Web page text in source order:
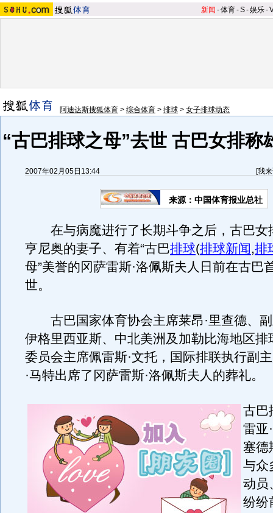
新闻 -体育-S-娱乐-
阿迪达斯搜狐体育 > 综合体育 > 排球 > 女子排球动态
“古巴排球之母”去世 古巴女排称
2007年02月05日13:44 [我
来源：中国体育报业总社
在与病魔进行了长期斗争之后，古巴女
亨尼奥的妻子、有着“古巴排球(排球新闻,排
母”美誉的冈萨雷斯·洛佩斯夫人日前在古巴
世。
古巴国家体育协会主席莱昂·里查德、副
伊格里西亚斯、中北美洲及加勒比海地区排
委员会主席佩雷斯·文托，国际排联执行副
·马特出席了冈萨雷斯·洛佩斯夫人的葬礼。
古巴
雷亚
塞德
与众
动员
纷纷